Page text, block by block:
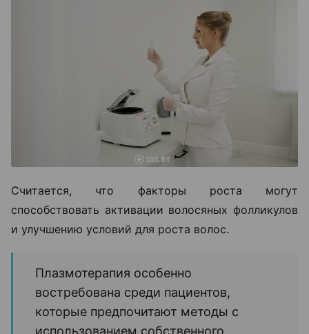
Считается, что факторы роста могут
способствовать активации волосяных фолликулов
и улучшению условий для роста волос.
Плазмотерапия особенно
востребована среди пациентов,
которые предпочитают методы с
использованием собственного